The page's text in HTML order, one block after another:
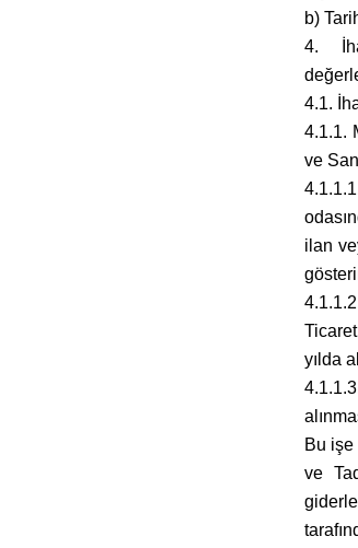
b)
4.
4.1.
4.1.1.
ve
ilan
yılda
Bu işe
ve